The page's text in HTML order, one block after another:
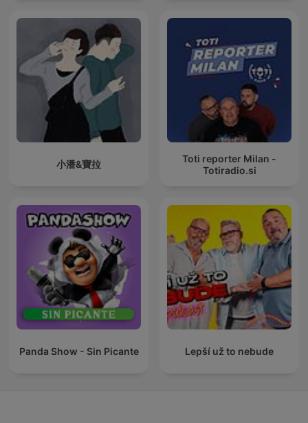
小潘&寶拉
Toti reporter Milan -
Totiradio.si
Panda Show - Sin Picante Lepší už to nebude